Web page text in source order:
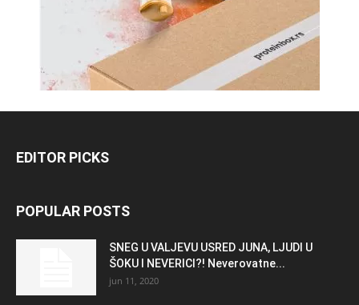
EDITOR PICKS
POPULAR POSTS
SNEG U VALJEVU USRED JUNA, LJUDI U
ŠOKU I NEVERICI?! Neverovatne...
jun 11, 2020